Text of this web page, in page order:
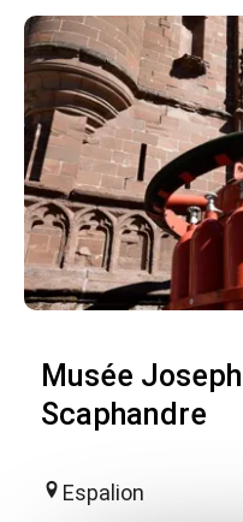
Musée
Scaphandre
Espalion